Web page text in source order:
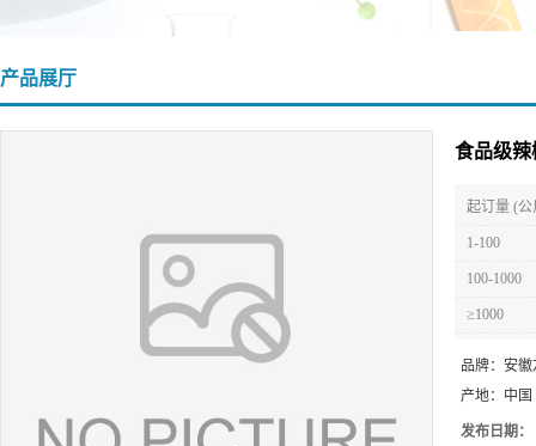
产品展厅
食品级辣
起订量 (公
1-100
100-1000
≥1000
品牌： 安徽
产地： 中国
发布日期：